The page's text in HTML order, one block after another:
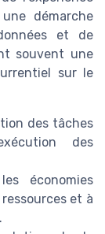
démarche
et de
souvent une
sur le
des tâches
des
économies
et à